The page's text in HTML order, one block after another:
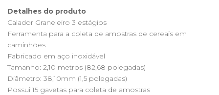
Detalhes do produto
Calador Graneleiro 3 estágios
Ferramenta para a coleta de amostras de cereais em
caminhões
Fabricado em aço inoxidável
Tamanho: 2,10 metros (82,68 polegadas)
Diâmetro: 38,10mm (1,5 polegadas)
Possui 15 gavetas para coleta de amostras